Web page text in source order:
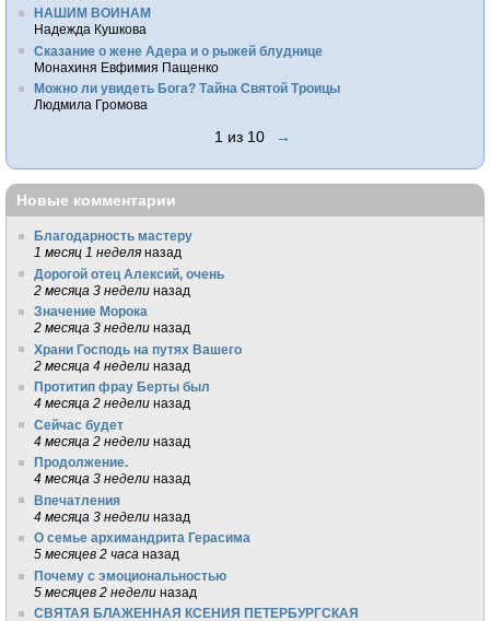
НАШИМ ВОИНАМ
Надежда Кушкова
Сказание о жене Адера и о рыжей блуднице
Монахиня Евфимия Пащенко
Можно ли увидеть Бога? Тайна Святой Троицы
Людмила Громова
1 из 10 →
Новые комментарии
Благодарность мастеру
1 месяц 1 неделя назад
Дорогой отец Алексий, очень
2 месяца 3 недели назад
Значение Морока
2 месяца 3 недели назад
Храни Господь на путях Вашего
2 месяца 4 недели назад
Протитип фрау Берты был
4 месяца 2 недели назад
Сейчас будет
4 месяца 2 недели назад
Продолжение.
4 месяца 3 недели назад
Впечатления
4 месяца 3 недели назад
О семье архимандрита Герасима
5 месяцев 2 часа назад
Почему с эмоциональностью
5 месяцев 2 недели назад
СВЯТАЯ БЛАЖЕННАЯ КСЕНИЯ ПЕТЕРБУРГСКАЯ